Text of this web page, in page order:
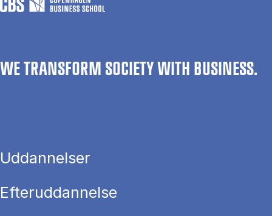
WE TRANSFORM SOCIETY WITH BUSINESS.
Uddannelser
Efteruddannelse